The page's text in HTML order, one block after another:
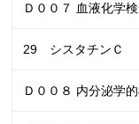
Ｄ００７ 血液化学
29 シスタチンＣ
Ｄ００８ 内分泌学